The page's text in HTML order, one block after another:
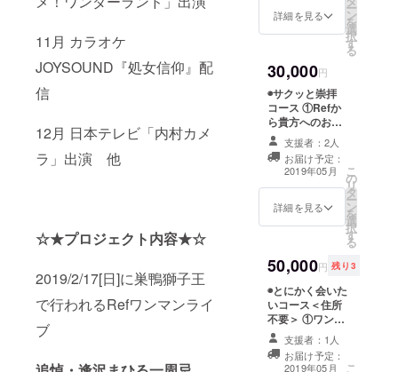
11月 カラオケ
JOYSOUND『処女信仰』配
信
12月 日本テレビ「内村カメ
ラ」出演 他
☆★プロジェクト内容★☆
2019/2/17[日]に巣鴨獅子王
で行われるRefワンマンライ
ブ
いかと考
え、自分な
探しながら
活動を続け
てきまし
た。
グラビアア
イドルをし
ながら自身
でも女性
トを嗜み、
自費で写真
展・作品展
などを開催
しました。
Refというア
メールアドレ
ス・ライブチ
ケット取り置き
のお名前（HN
可）をご記載く
ださい。
シーン動画
せていただきま
す） ③ミュー
ジックビデオま
ひる手書き絵コ
ンテコピー ④
ミュージックビ
デオ撮影時チェ
キ２枚 ⑤ミュー
ジックビデオに
お名前クレジッ
ト ※メール、ご
住所、チケット
ジットに掲載す
るお名前（HN
可）をお伝えく
ださい。
詳細を見る ー
ン
を
選
択
す
る
30,000円
◉サクッと崇拝
コース ①Refか
ら貴方へのお礼
お手紙 ②ワンマ
ンライブご招待
③ミュージック
ビデオ撮影時
チェキ１枚 ④
ミュージックビ
デオで使わな
かった裏シーン
動画 （メールに
限定公開
YouTubeのアド
レスを送らせて
いただきます）
⑥ミュージック
支援者：2人
お届け予定：
2019年05月
詳細を見る
こ
の
リ
タ
ー
ン
を
選
択
す
る
50,000円 残り3
◉とにかく会いた
いコース＜住所
不要＞ ①ワンマ
ンライブご招待
②新宿駅から１
時間半以内の範
支援者：1人
お届け予定：
2019年05月
こ